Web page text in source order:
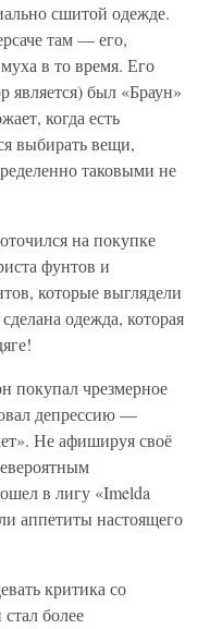
сшитой одежде.
там — его,
в то время. Его
был «Браун»
когда есть
выбирать вещи,
таковыми не
на покупке
фунтов и
которые выглядели
одежда, которая
покупал чрезмерное
депрессию —
Не афишируя своё
в лигу «Imelda
аппетиты настоящего
критика со
более